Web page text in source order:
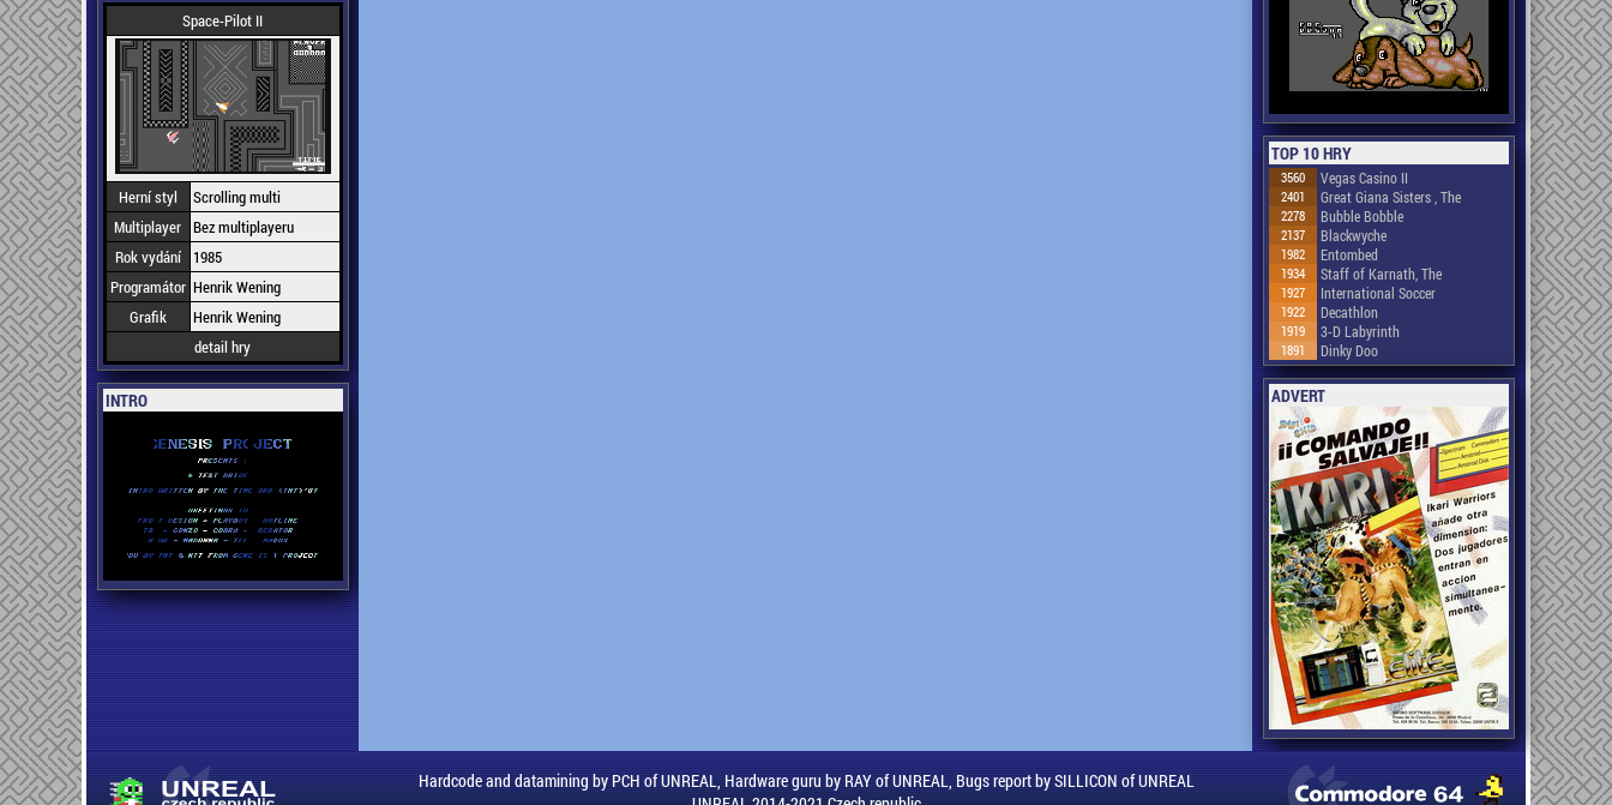
Space-Pilot II
Herní styl
Scrolling multi
Multiplayer Bez multiplayeru
Rok vydání
1985
Programátor Henrik Wening
Grafik
Henrik Wening
detail hry
INTRO
TOP 10 HRY
3560 Vegas Casino II
2401 Great Giana Sisters , The
2278 Bubble Bobble
2137 Blackwyche
1982 Entombed
1934 Staff of Karnath, The
1927 International Soccer
1922 Decathlon
1919 3-D Labyrinth
1891 Dinky Doo
ADVERT
Hardcode and datamining by PCH of UNREAL, Hardware guru by RAY of UNREAL, Bugs report by SILLICON of UNREAL